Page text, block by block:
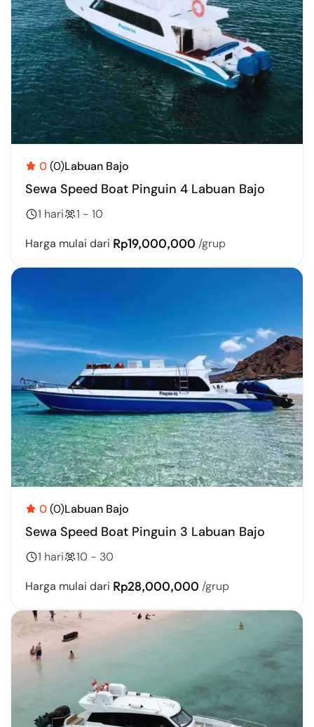
0(0)Labuan Bajo
Sewa Speed Boat Pinguin 4 Labuan Bajo
1 hari
1 - 10
Harga mulai dari Rp19,000,000 /grup
0(0)Labuan Bajo
Sewa Speed Boat Pinguin 3 Labuan Bajo
1 hari
10 - 30
Harga mulai dari Rp28,000,000 /grup